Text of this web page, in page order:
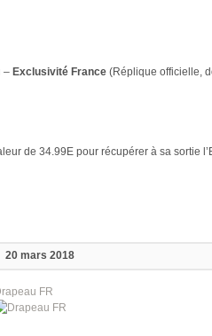
– Exclusivité France (Réplique officielle,
de 34.99E pour récupérer à sa sortie
20 mars 2018